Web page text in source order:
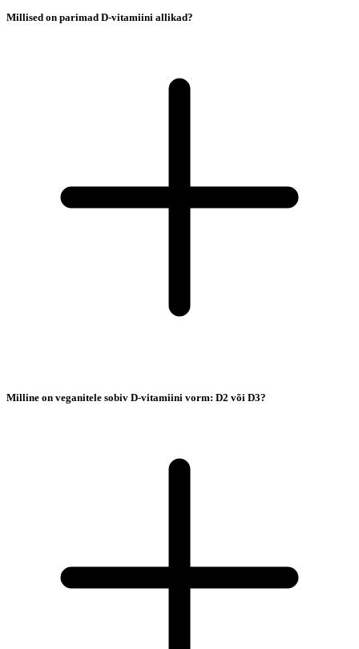
Millised on parimad D-vitamiini allikad?
Milline on veganitele sobiv D-vitamiini vorm: D2 või D3?